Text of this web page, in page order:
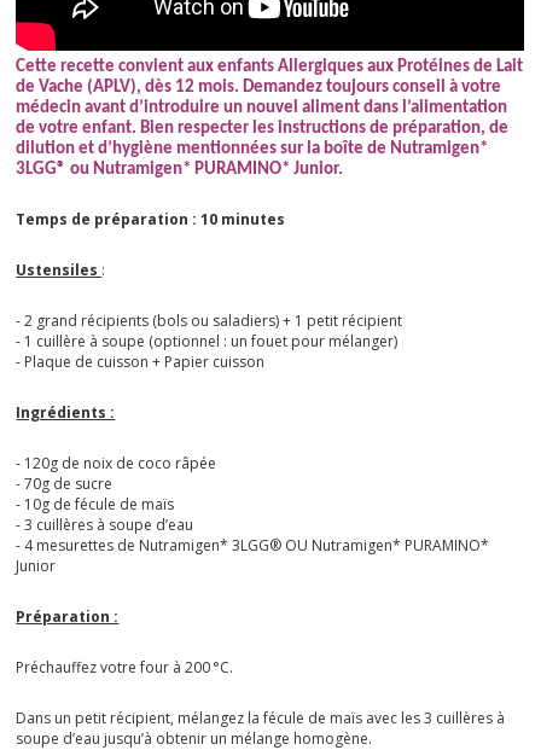
Cette recette convient aux enfants Allergiques aux Protéines de Lait
de Vache (APLV), dès 12 mois. Demandez toujours conseil à votre
médecin avant d’introduire un nouvel aliment dans l’alimentation
de votre enfant. Bien respecter les instructions de préparation, de
dilution et d’hygiène mentionnées sur la boîte de Nutramigen*
3LGG® ou Nutramigen* PURAMINO* Junior.
Temps de préparation : 10 minutes
Ustensiles :
- 2 grand récipients (bols ou saladiers) + 1 petit récipient
- 1 cuillère à soupe (optionnel : un fouet pour mélanger)
- Plaque de cuisson + Papier cuisson
Ingrédients :
- 120g de noix de coco râpée
- 70g de sucre
- 10g de fécule de maïs
- 3 cuillères à soupe d’eau
- 4 mesurettes de Nutramigen* 3LGG® OU Nutramigen* PURAMINO*
Junior
Préparation :
Préchauffez votre four à 200 °C.
Dans un petit récipient, mélangez la fécule de maïs avec les 3 cuillères à
soupe d’eau jusqu’à obtenir un mélange homogène.